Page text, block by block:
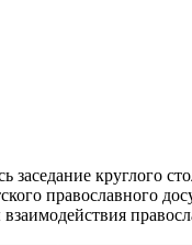
заседание круглого
православного
взаимодействия